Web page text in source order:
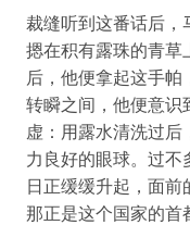
裁缝听到这番话后，
摁在积有露珠的青草
后，他便拿起这手帕
转瞬之间，他便意识
虚：用露水清洗过
力良好的眼球。过
日正缓缓升起，面前
那正是这个国家的首